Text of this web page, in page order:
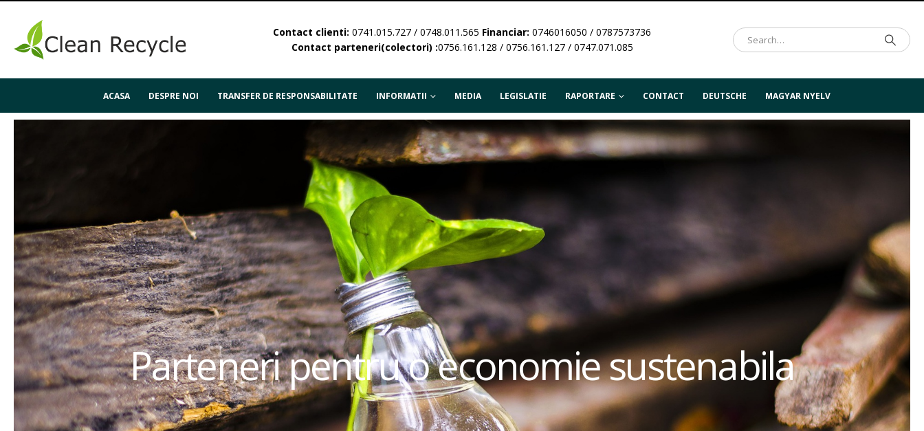
Contact clienti: 0741.015.727 / 0748.011.565 Financiar: 0746016050 / 0787573736
Contact parteneri(colectori) :0756.161.128 / 0756.161.127 / 0747.071.085
ACASA DESPRE NOI TRANSFER DE RESPONSABILITATE INFORMATII MEDIA LEGISLATIE RAPORTARE CONTACT DEUTSCHE MAGYAR NYELV
Parteneri pentru o economie sustenabila